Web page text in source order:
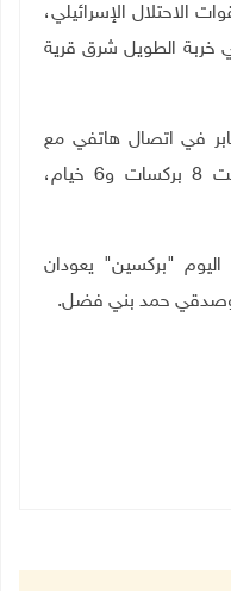
هدمت قوات الاحتلال الإسرائيلي،
وخيمة في خربة الطويل شرق قرية
في اتصال هاتفي مع
"وفــا"، بأن جرافات الاحتلال هدمت 8 بركسات و6 خيام،
"بركسين" يعودان
وصدقي حمد بني فضل.